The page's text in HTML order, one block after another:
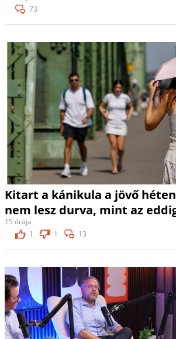
73
Kitart a kánikula a jövő
nem lesz durva, mint az
15 órája
1
1 13